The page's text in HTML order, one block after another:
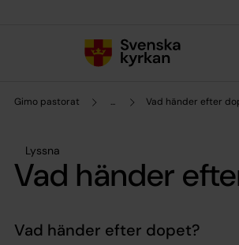
Gimo pastorat ... Vad händer efter
Lyssna
Vad händer
Vad händer efter dopet?